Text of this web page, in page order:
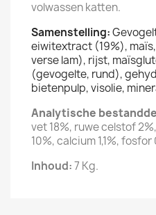
volwassen katten.
Samenstelling:
eiwitextract (19%), maïs,
verse lam), rijst,
(gevogelte, rund),
bietenpulp, visolie,
Analytische
vet 18%, ruwe celstof
10%, calcium 1,1%, fosfor
Inhoud:7 Kg.